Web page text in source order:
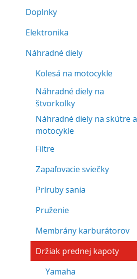
Doplnky
Elektronika
Náhradné diely
Kolesá na motocykle
Náhradné diely na
štvorkolky
Náhradné diely na skútre a
motocykle
Filtre
Zapaľovacie sviečky
Príruby sania
Pruženie
Membrány karburátorov
Držiak prednej kapoty
Yamaha